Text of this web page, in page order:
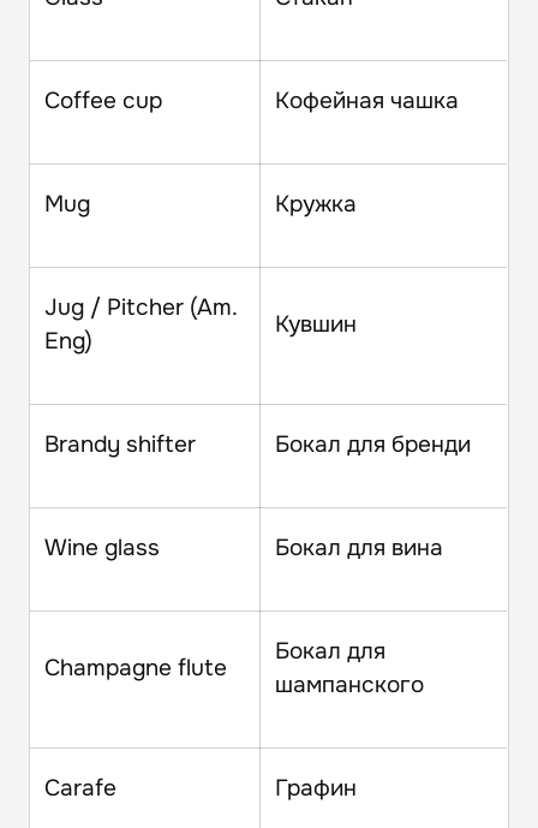
Coffee cup Кофейная чашка
Mug Кружка
Jug / Pitcher (Am.
Eng)
Кувшин
Brandy shifter Бокал для бренди
Wine glass Бокал для вина
Champagne flute
Бокал для
шампанского
Carafe Графин